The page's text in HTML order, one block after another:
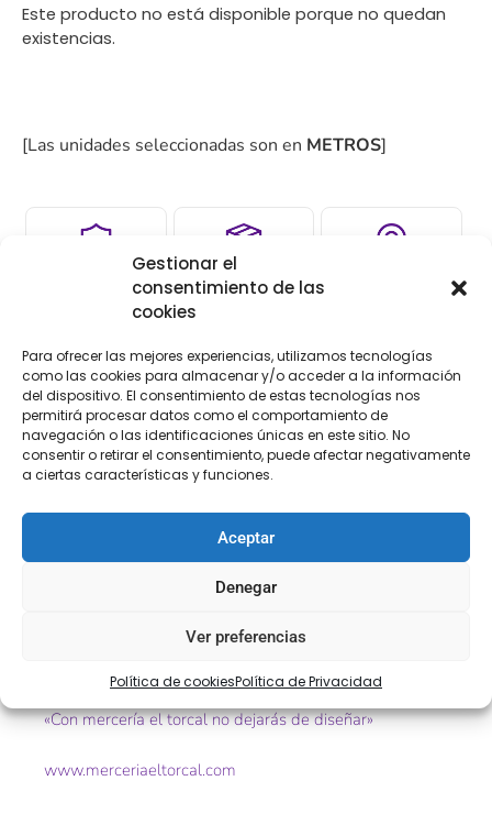
Gestionar el
consentimiento de las
cookies
Para ofrecer las mejores experiencias, utilizamos tecnologías
como las cookies para almacenar y/o acceder a la información
del dispositivo. El consentimiento de estas tecnologías nos
permitirá procesar datos como el comportamiento de
navegación o las identificaciones únicas en este sitio. No
consentir o retirar el consentimiento, puede afectar negativamente
a ciertas características y funciones.
Aceptar
Denegar
Ver preferencias
Política de cookiesPolítica de Privacidad
Este producto no está disponible porque no quedan
existencias.
[Las unidades seleccionadas son en METROS]
ENVÍO 24-48H
Descripción Información adicional
Descripción
Puntillas de bolillo
Ref. 7675
«Con mercería el torcal no dejarás de diseñar»
www.merceriaeltorcal.com